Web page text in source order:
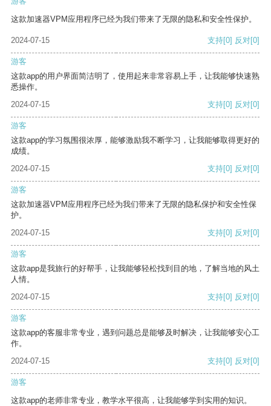
这款加速器VPM应用程序已经为我们带来了无限的隐私和安全性保护。
2024-07-15 支持[0] 反对[0]
游客
这款app的用户界面简洁明了，使用起来非常容易上手，让我能够快速熟
悉操作。
2024-07-15
支持[0] 反对[0]
游客
这款app的学习氛围很浓厚，能够激励我不断学习，让我能够取得更好的
成绩。
2024-07-15
支持[0] 反对[0]
游客
这款加速器VPM应用程序已经为我们带来了无限的隐私保护和安全性保
护。
2024-07-15
支持[0] 反对[0]
游客
这款app是我旅行的好帮手，让我能够轻松找到目的地，了解当地的风土
人情。
2024-07-15
支持[0] 反对[0]
游客
这款app的客服非常专业，遇到问题总是能够及时解决，让我能够安心工
作。
2024-07-15
支持[0] 反对[0]
游客
这款app的老师非常专业，教学水平很高，让我能够学到实用的知识。